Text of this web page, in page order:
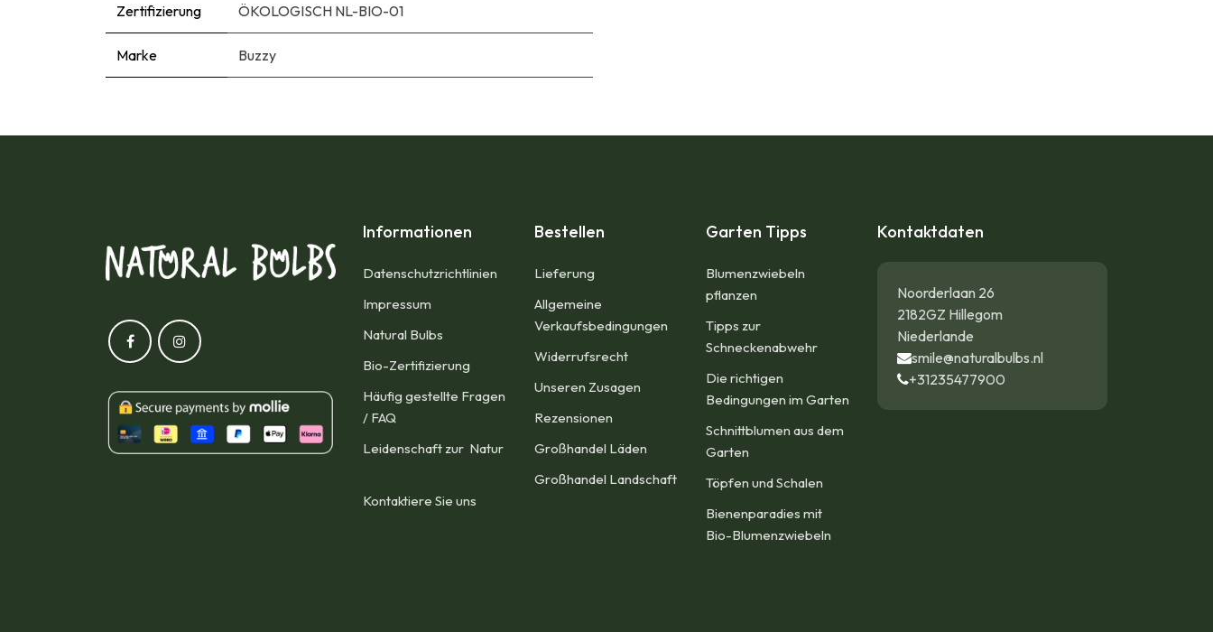
Zertifizierung ÖKOLOGISCH NL-BIO-01
Marke Buzzy
Informationen
Datenschutzrichtlinien
Impressum​
Natural Bulbs
Bio-Zertifizierung
Häufig gestellte Fragen
/ FAQ
Leidenschaft zur Natur
Kontaktiere Sie uns
Bestellen
Lieferung
Allgemeine
Verkaufsbedingungen​
Widerrufsrecht
Unseren Zusagen
Rezensionen​
Großhandel Läden
Großhandel Landschaft
Garten Tipps
Blumenzwiebeln
pflanzen
Tipps zur
Schneckenabwehr
Die richtigen
Bedingungen im Garten
Schnittblumen aus dem
Garten
Töpfen und Schalen
Bienenparadies mit
Bio-Blumenzwiebeln
Kontaktdaten
Noorderlaan 26
2182GZ Hillegom
Niederlande
smile@naturalbulbs.nl
+31235477900